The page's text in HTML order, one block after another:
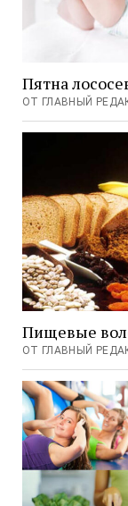
Пятна
ОТ ГЛАВНЫЙ
Пищевые
ОТ ГЛАВНЫЙ